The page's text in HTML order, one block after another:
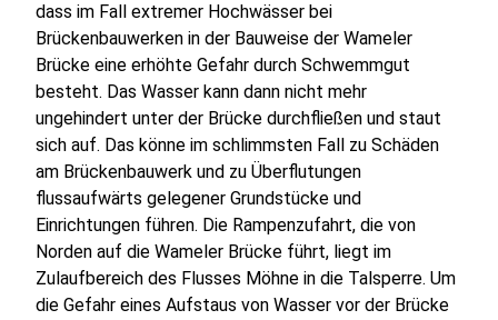
dass im Fall extremer Hochwässer bei
Brückenbauwerken in der Bauweise der Wameler
Brücke eine erhöhte Gefahr durch Schwemmgut
besteht. Das Wasser kann dann nicht mehr
ungehindert unter der Brücke durchfließen und staut
sich auf. Das könne im schlimmsten Fall zu Schäden
am Brückenbauwerk und zu Überflutungen
flussaufwärts gelegener Grundstücke und
Einrichtungen führen. Die Rampenzufahrt, die von
Norden auf die Wameler Brücke führt, liegt im
Zulaufbereich des Flusses Möhne in die Talsperre. Um
die Gefahr eines Aufstaus von Wasser vor der Brücke